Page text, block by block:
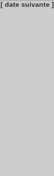
[ date suivante ]